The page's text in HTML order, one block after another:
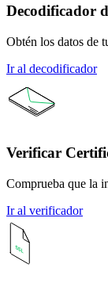
Decodificador
Obtén los datos de
Ir al decodificador
Verificar
Comprueba que la
Ir al verificador